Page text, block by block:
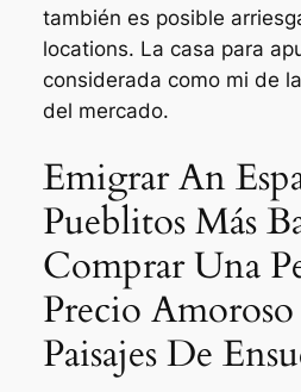
también es posible
locations. La casa para
considerada como mi de
del mercado.
Emigrar An
Pueblitos Más
Comprar Una
Precio
Paisajes De